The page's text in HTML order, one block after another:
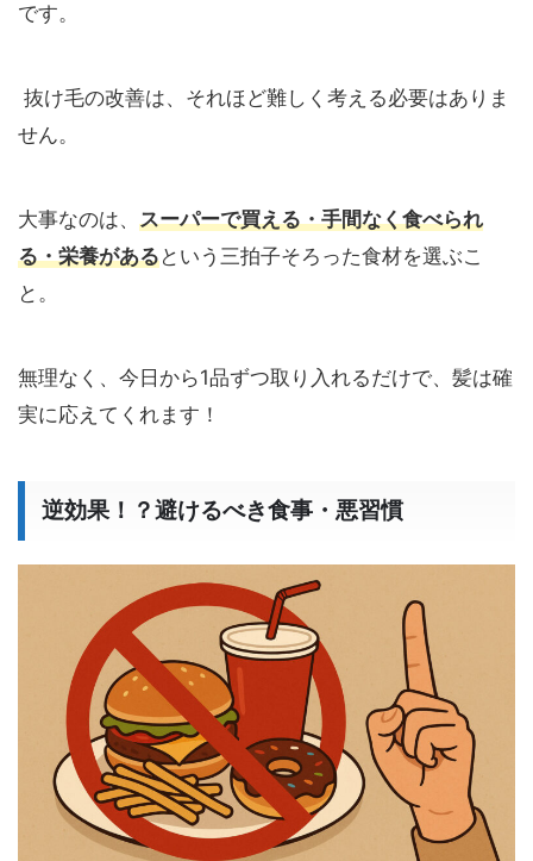
です。
抜け毛の改善は、それほど難しく考える必要はありま
せん。
大事なのは、 スーパーで買える・手間なく食べられ
る・栄養があるという三拍子そろった食材を選ぶこ
と。
無理なく、今日から1品ずつ取り入れるだけで、髪は確
実に応えてくれます！
逆効果！？避けるべき食事・悪習慣